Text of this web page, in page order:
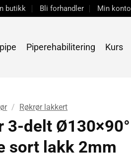
butikk Bli forhandler Min konto
Piperehabilitering Kurs
/ Røkrør lakkert
3-delt Ø130×90°
sort lakk 2mm